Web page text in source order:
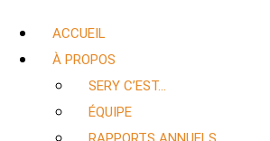
ACCUEIL
À PROPOS
SERY C’EST…
ÉQUIPE